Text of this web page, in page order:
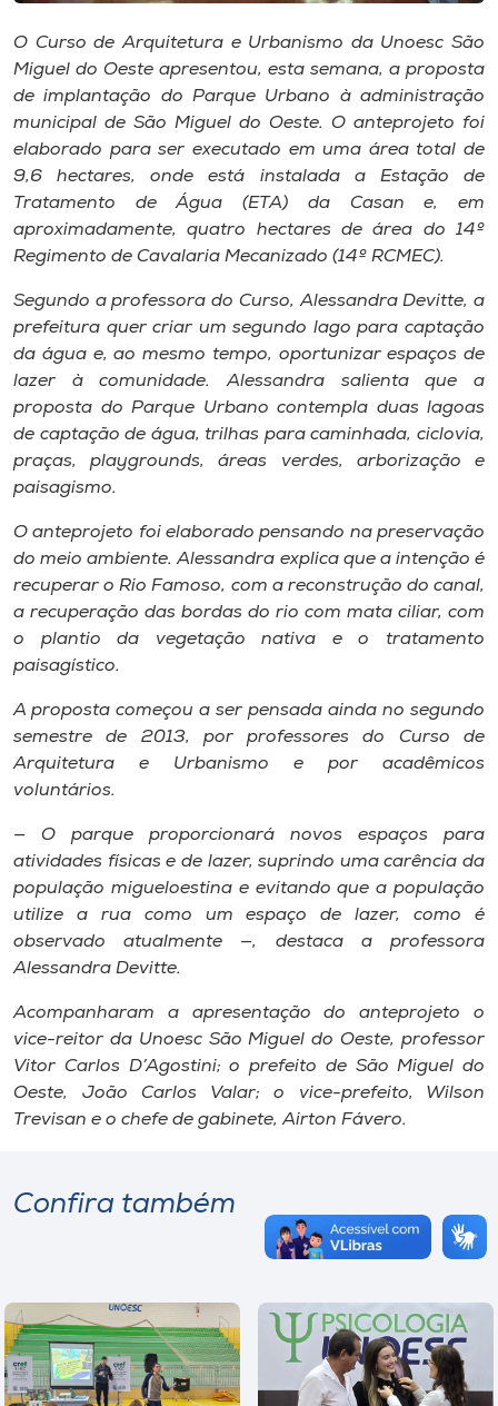
Selecione
o idioma
A+
A-
O Curso de Arquitetura e Urbanismo da Unoesc São
Miguel do Oeste apresentou, esta semana, a proposta
de implantação do Parque Urbano à administração
municipal de São Miguel do Oeste. O anteprojeto foi
elaborado para ser executado em uma área total de
9,6 hectares, onde está instalada a Estação de
Tratamento de Água (ETA) da Casan e, em
aproximadamente, quatro hectares de área do 14º
Regimento de Cavalaria Mecanizado (14º RCMEC).
Segundo a professora do Curso, Alessandra Devitte, a
prefeitura quer criar um segundo lago para captação
da água e, ao mesmo tempo, oportunizar espaços de
lazer à comunidade. Alessandra salienta que a
proposta do Parque Urbano contempla duas lagoas
de captação de água, trilhas para caminhada, ciclovia,
praças, playgrounds, áreas verdes, arborização e
paisagismo.
O anteprojeto foi elaborado pensando na preservação
do meio ambiente. Alessandra explica que a intenção é
recuperar o Rio Famoso, com a reconstrução do canal,
a recuperação das bordas do rio com mata ciliar, com
o plantio da vegetação nativa e o tratamento
paisagístico.
A proposta começou a ser pensada ainda no segundo
semestre de 2013, por professores do Curso de
Arquitetura e Urbanismo e por acadêmicos
voluntários.
— O parque proporcionará novos espaços para
atividades físicas e de lazer, suprindo uma carência da
população migueloestina e evitando que a população
utilize a rua como um espaço de lazer, como é
observado atualmente —, destaca a professora
Alessandra Devitte.
Acompanharam a apresentação do anteprojeto o
vice-reitor da Unoesc São Miguel do Oeste, professor
Vitor Carlos D’Agostini; o prefeito de São Miguel do
Oeste, João Carlos Valar; o vice-prefeito, Wilson
Trevisan e o chefe de gabinete, Airton Fávero.
Confira também